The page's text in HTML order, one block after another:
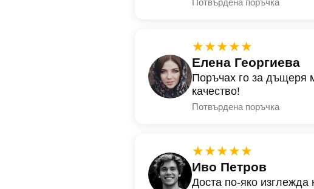
★★★★★
Елена Георгиева
Поръчах го за дъщеря
качество!
Потвърдена поръчка
★★★★★
Иво Петров
Доста по-яко изглежда